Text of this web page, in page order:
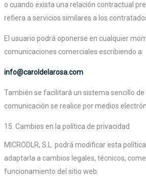
o cuando exista una relación contractual
refiera a servicios similares a los
El usuario podrá oponerse en cualquier
comunicaciones comerciales escribiendo a:
info@caroldelarosa.com
También se facilitará un sistema sencillo de
comunicación se realice por medios
15. Cambios en la política de privacidad
MICRODLR, S.L. podrá modificar esta
adaptarla a cambios legales, técnicos,
funcionamiento del sitio web.